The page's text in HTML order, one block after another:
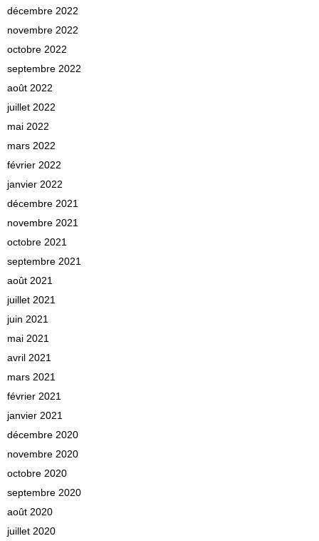
décembre 2022
novembre 2022
octobre 2022
septembre 2022
août 2022
juillet 2022
mai 2022
mars 2022
février 2022
janvier 2022
décembre 2021
novembre 2021
octobre 2021
septembre 2021
août 2021
juillet 2021
juin 2021
mai 2021
avril 2021
mars 2021
février 2021
janvier 2021
décembre 2020
novembre 2020
octobre 2020
septembre 2020
août 2020
juillet 2020